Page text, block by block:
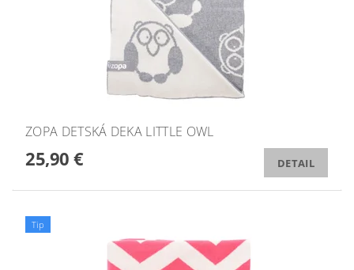
ZOPA DETSKÁ DEKA LITTLE OWL
25,90 € DETAIL
Tip